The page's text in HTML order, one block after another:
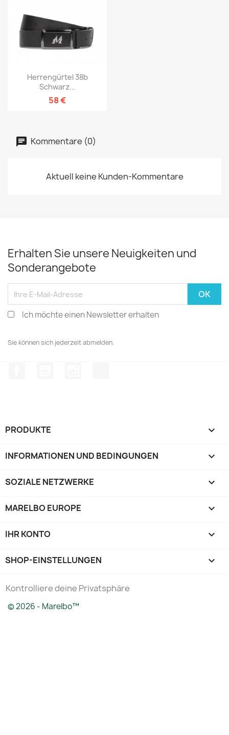
Herrengürtel 38b
Schwarz...
58 €
Kommentare (0)
Aktuell keine Kunden-Kommentare
Erhalten Sie unsere Neuigkeiten und
Sonderangebote
Ich möchte einen Newsletter erhalten
Sie können sich jederzeit abmelden.
PRODUKTE 
INFORMATIONEN UND BEDINGUNGEN 
SOZIALE NETZWERKE 
MARELBO EUROPE 
IHR KONTO 
SHOP-EINSTELLUNGEN keyboard_arrow_down
Kontrolliere deine Privatsphäre
© 2026 - Marelbo™